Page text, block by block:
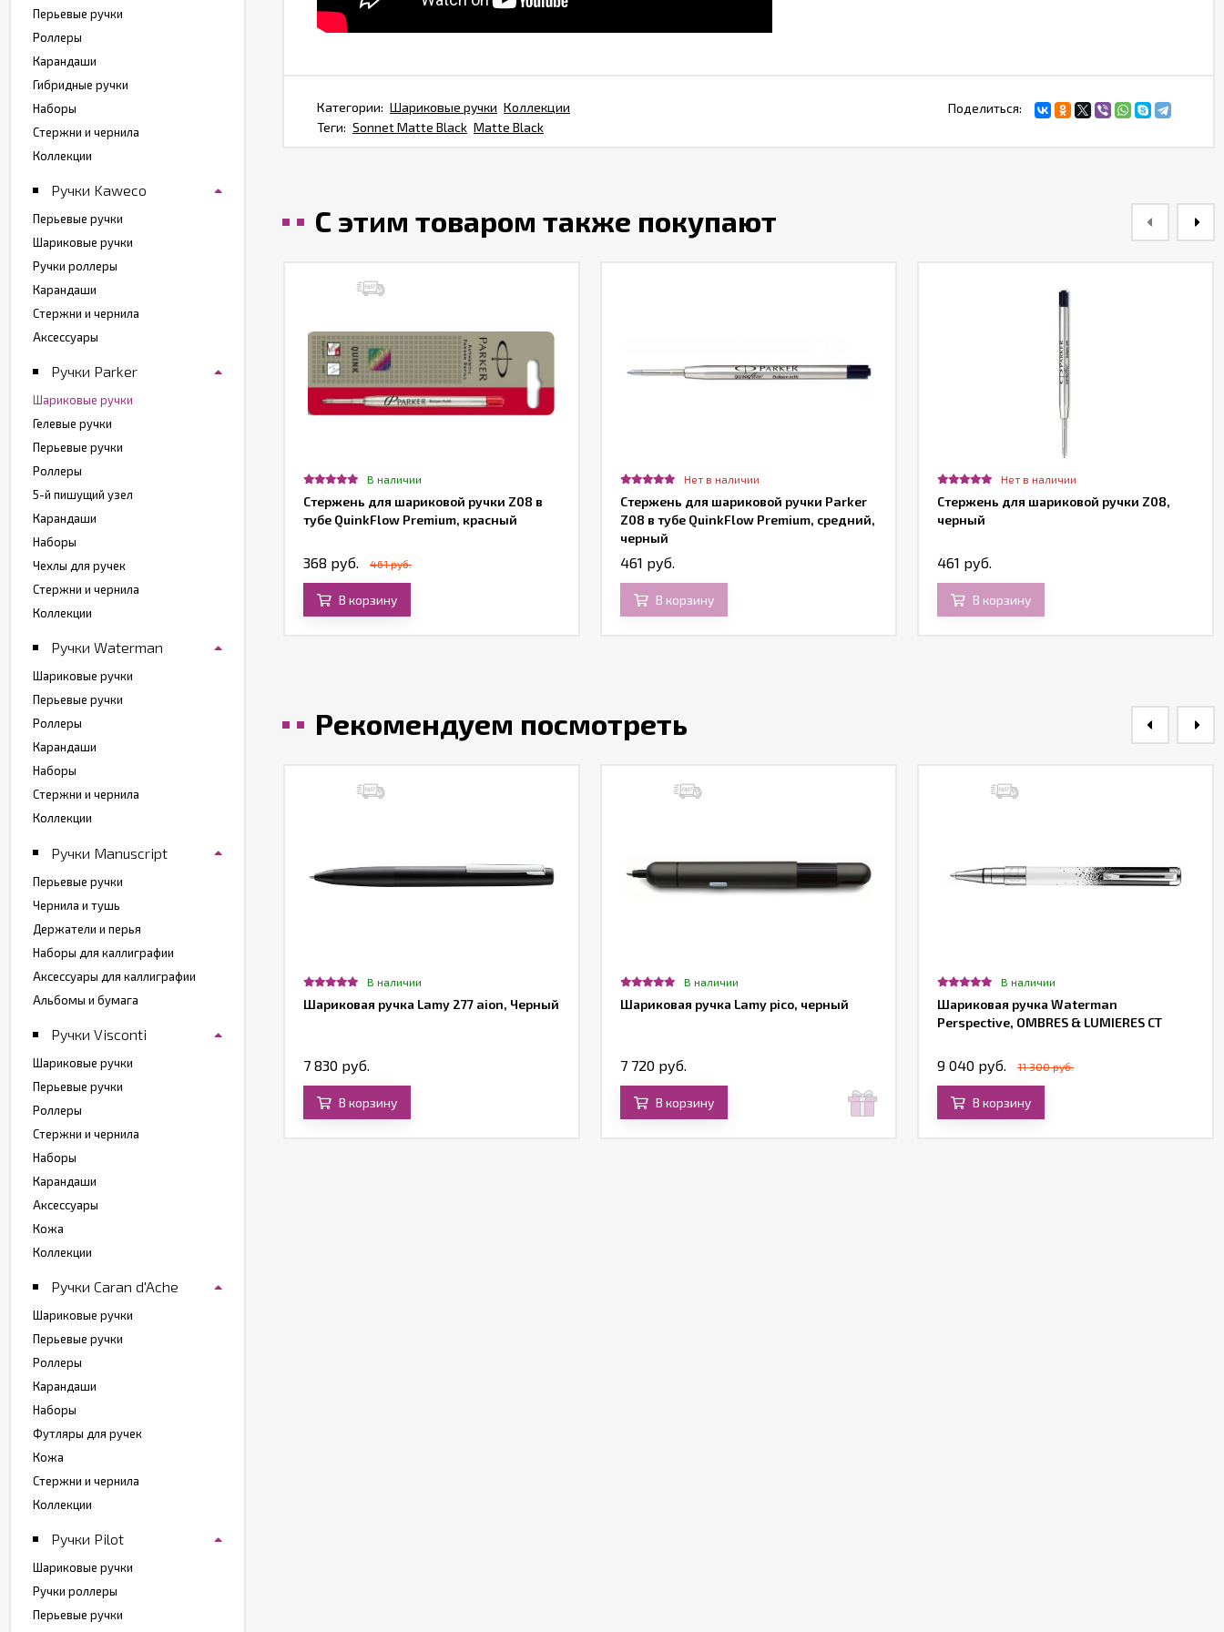
Поделиться:
Категории: Шариковые ручки Коллекции
Теги: Sonnet Matte Black Matte Black
С этим товаром также покупают
В наличии
Стержень для шариковой ручки Z08 в
тубе QuinkFlow Premium, красный
368 руб. 461 руб.
В корзину
Нет в наличии
Стержень для шариковой ручки Parker
Z08 в тубе QuinkFlow Premium, средний,
черный
461 руб.
В корзину
Нет в наличии
Стержень для шариковой ручки Z08,
черный
461 руб.
В корзину
Рекомендуем посмотреть
в наличии
шариковая Pelikan Elegance
руб.
В корзину
В наличии
Шариковая ручка Lamy 277 aion, Черный
7 830 руб.
В корзину
В наличии
Шариковая ручка Lamy pico, черный
7 720 руб.
В корзину
В наличии
Шариковая ручка Waterman
Perspective, OMBRES & LUMIERES CT
9 040 руб. 11 300 руб.
В корзину
Перьевые ручки
Роллеры
Карандаши
Гибридные ручки
Наборы
Стержни и чернила
Коллекции
Ручки Kaweco
Перьевые ручки
Шариковые ручки
Ручки роллеры
Карандаши
Стержни и чернила
Аксессуары
Ручки Parker
Шариковые ручки
Гелевые ручки
Перьевые ручки
Роллеры
5-й пишущий узел
Карандаши
Наборы
Чехлы для ручек
Стержни и чернила
Коллекции
Ручки Waterman
Шариковые ручки
Перьевые ручки
Роллеры
Карандаши
Наборы
Стержни и чернила
Коллекции
Ручки Manuscript
Перьевые ручки
Чернила и тушь
Держатели и перья
Наборы для каллиграфии
Аксессуары для каллиграфии
Альбомы и бумага
Ручки Visconti
Шариковые ручки
Перьевые ручки
Роллеры
Стержни и чернила
Наборы
Карандаши
Аксессуары
Кожа
Коллекции
Ручки Caran d'Ache
Шариковые ручки
Перьевые ручки
Роллеры
Карандаши
Наборы
Футляры для ручек
Кожа
Стержни и чернила
Коллекции
Ручки Pilot
Шариковые ручки
Ручки роллеры
Перьевые ручки